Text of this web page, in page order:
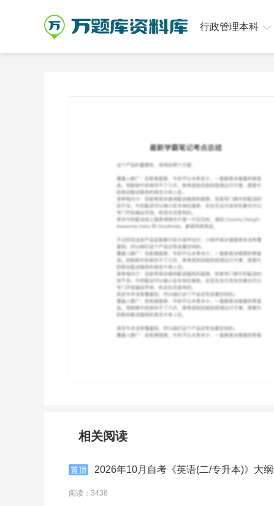
行政管理本科
相关阅读
2026年10月自考《英语(二/专升本)》大
阅读：3438